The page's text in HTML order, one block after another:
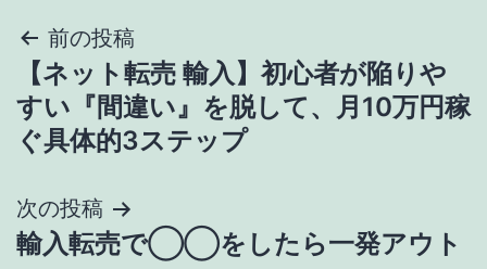
投
稿
ナ
ビ
ゲ
前の投稿
【ネット転売 輸入】初心者が陥りや
すい『間違い』を脱して、月10万円稼
ぐ具体的3ステップ
次の投稿
輸入転売で◯◯をしたら一発アウト